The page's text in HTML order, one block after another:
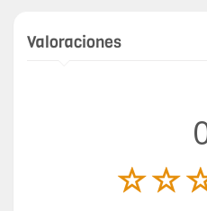
Valoraciones